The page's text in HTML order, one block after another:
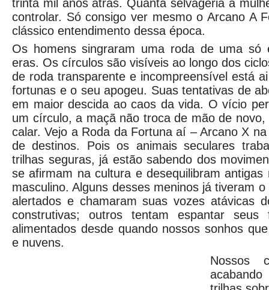
trinta mil anos atrás. Quanta selvageria a
controlar. Só consigo ver mesmo o Arcano A
clássico entendimento dessa época.
Os homens singraram uma roda de uma só
eras. Os círculos são visíveis ao longo dos
de roda transparente e incompreensível está
fortunas e o seu apogeu. Suas tentativas de
em maior descida ao caos da vida. O vício
um círculo, a maçã não troca de mão de
calar. Vejo a Roda da Fortuna aí – Arcano X
de destinos. Pois os animais seculares
trilhas seguras, já estão sabendo dos
se afirmam na cultura e desequilibram antigas
masculino. Alguns desses meninos já tiveram
alertados e chamaram suas vozes atávicas
construtivas; outros tentam espantar seus
alimentados desde quando nossos sonhos
e nuvens.
Nossos
acabando